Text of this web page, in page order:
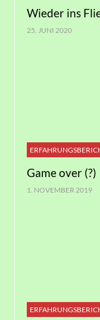
Wieder ins
25. JUNI 2020
Game over (?)
1. NOVEMBER 2019